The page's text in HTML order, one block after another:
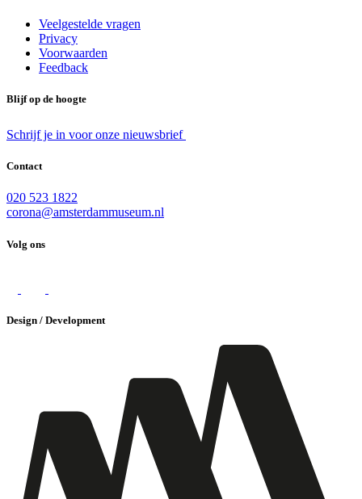
Veelgestelde vragen
Privacy
Voorwaarden
Feedback
Blijf op de hoogte
Schrijf je in voor onze nieuwsbrief
Contact
020 523 1822
corona@amsterdammuseum.nl
Volg ons
Design / Development